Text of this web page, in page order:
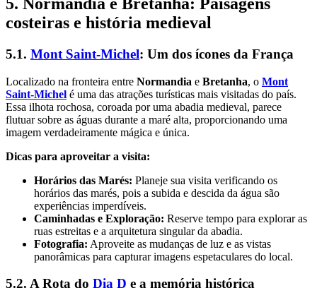
costeiras e história medieval
5.1. Mont Saint-Michel: Um dos ícones da França
Localizado na fronteira entre Normandia e Bretanha, o Mont
Saint-Michel é uma das atrações turísticas mais visitadas do país.
Essa ilhota rochosa, coroada por uma abadia medieval, parece
flutuar sobre as águas durante a maré alta, proporcionando uma
imagem verdadeiramente mágica e única.
Dicas para aproveitar a visita:
Horários das Marés: Planeje sua visita verificando os
horários das marés, pois a subida e descida da água são
experiências imperdíveis.
Caminhadas e Exploração: Reserve tempo para explorar as
ruas estreitas e a arquitetura singular da abadia.
Fotografia: Aproveite as mudanças de luz e as vistas
panorâmicas para capturar imagens espetaculares do local.
5.2. A Rota do Dia D e a memória histórica